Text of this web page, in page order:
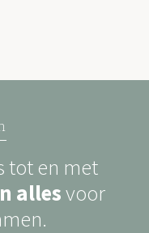
tot en met
allesvoor